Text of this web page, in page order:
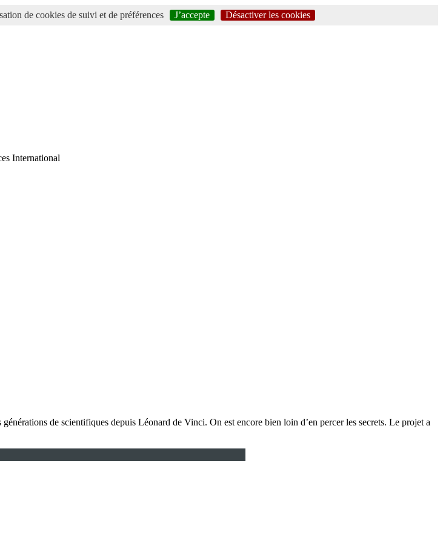
de cookies de suivi et de préférences J’accepte
Désactiver les cookies
International
de scientifiques depuis Léonard de Vinci. On est encore bien loin d’en percer les secrets. Le projet a